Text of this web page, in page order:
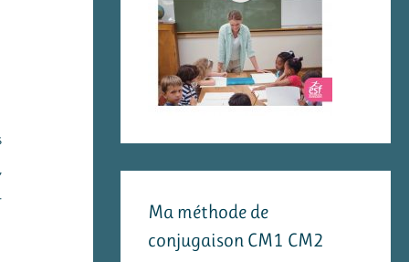
Ma méthode de
conjugaison CM1 CM2